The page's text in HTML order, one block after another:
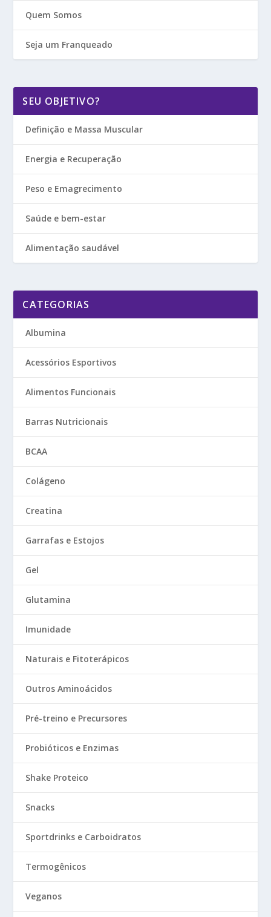
Quem Somos
Seja um Franqueado
SEU OBJETIVO?
Definição e Massa Muscular
Energia e Recuperação
Peso e Emagrecimento
Saúde e bem-estar
Alimentação saudável
CATEGORIAS
Albumina
Acessórios Esportivos
Alimentos Funcionais
Barras Nutricionais
BCAA
Colágeno
Creatina
Garrafas e Estojos
Gel
Glutamina
Imunidade
Naturais e Fitoterápicos
Outros Aminoácidos
Pré-treino e Precursores
Probióticos e Enzimas
Shake Proteico
Snacks
Sportdrinks e Carboidratos
Termogênicos
Veganos